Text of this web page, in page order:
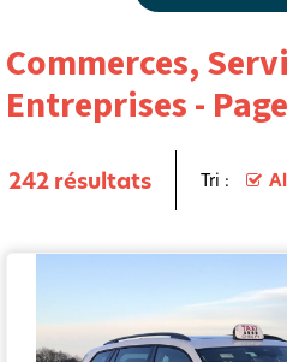
Commerces,
Entreprises -
242 résultats Tri :